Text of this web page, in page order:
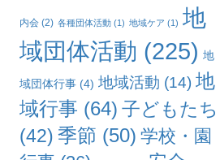
内会(2) 各種団体活動(1) 地域ケア (1) 地
域団体活動 (225) 地
域団体行事(4) 地域活動 (14) 地
域行事 (64) 子どもたち
(42) 季節 (50) 学校・園